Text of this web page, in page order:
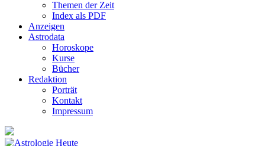
Themen der Zeit
Index als PDF
Anzeigen
Astrodata
Horoskope
Kurse
Bücher
Redaktion
Porträt
Kontakt
Impressum